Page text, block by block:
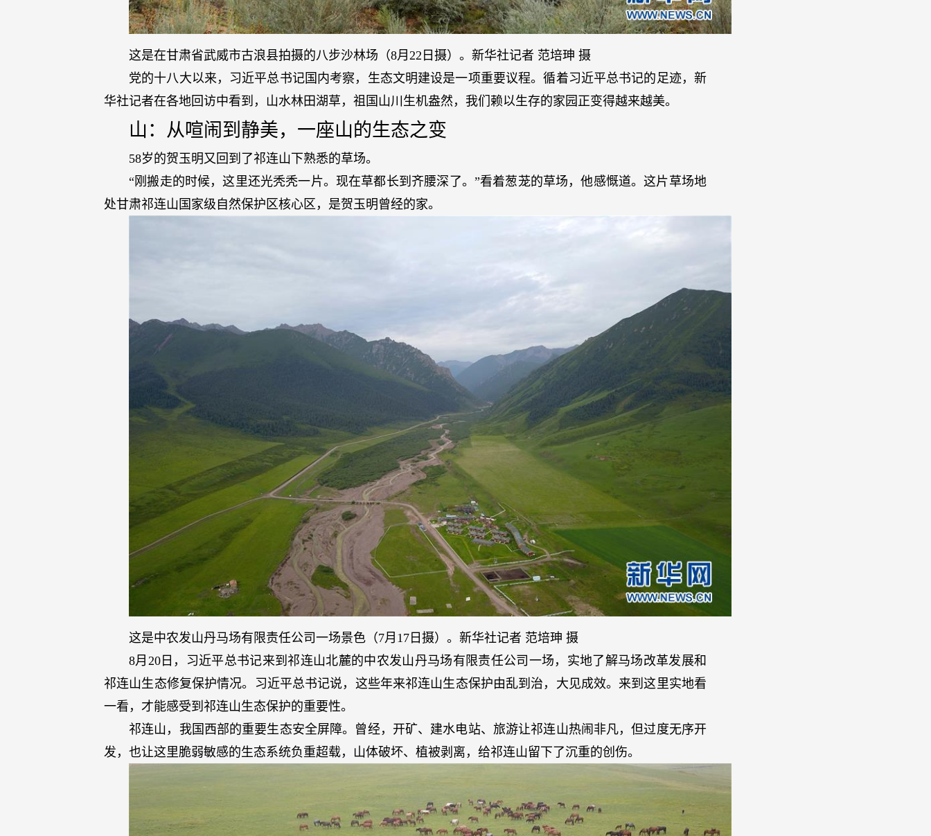
这是在甘肃省武威市古浪县拍摄的八步沙林场（8月22日摄）。新华社记者 范培珅 摄
党的十八大以来，习近平总书记国内考察，生态文明建设是一项重要议程。循着习近平总书记的足迹，新
华社记者在各地回访中看到，山水林田湖草，祖国山川生机盎然，我们赖以生存的家园正变得越来越美。
山：从喧闹到静美，一座山的生态之变
58岁的贺玉明又回到了祁连山下熟悉的草场。
“刚搬走的时候，这里还光秃秃一片。现在草都长到齐腰深了。”看着葱茏的草场，他感慨道。这片草场地
处甘肃祁连山国家级自然保护区核心区，是贺玉明曾经的家。
这是中农发山丹马场有限责任公司一场景色（7月17日摄）。新华社记者 范培珅 摄
8月20日，习近平总书记来到祁连山北麓的中农发山丹马场有限责任公司一场，实地了解马场改革发展和
祁连山生态修复保护情况。习近平总书记说，这些年来祁连山生态保护由乱到治，大见成效。来到这里实地看
一看，才能感受到祁连山生态保护的重要性。
祁连山，我国西部的重要生态安全屏障。曾经，开矿、建水电站、旅游让祁连山热闹非凡，但过度无序开
发，也让这里脆弱敏感的生态系统负重超载，山体破坏、植被剥离，给祁连山留下了沉重的创伤。